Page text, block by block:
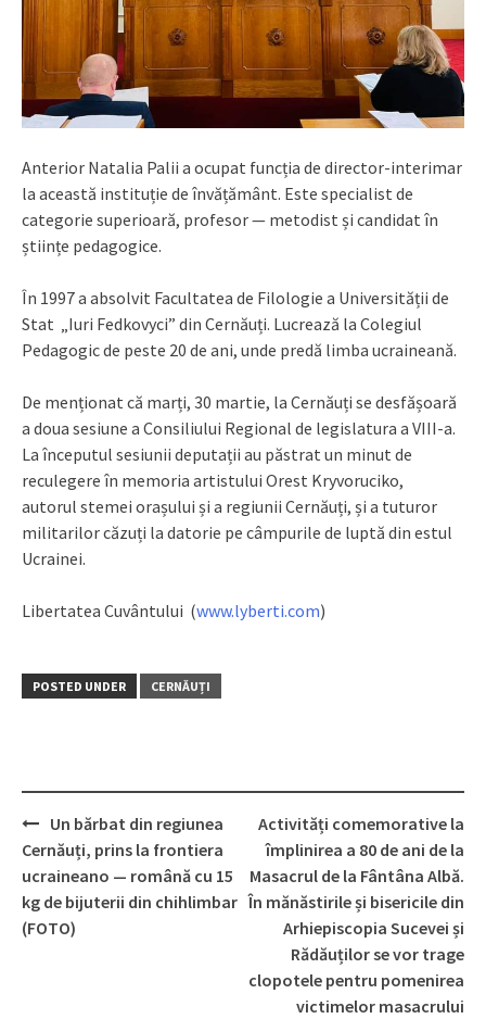
Anterior Natalia Palii a ocupat funcția de director-interimar
la această instituție de învățământ. Este specialist de
categorie superioară, profesor — metodist și candidat în
științe pedagogice.
În 1997 a absolvit Facultatea de Filologie a Universității de
Stat „Iuri Fedkovyci” din Cernăuți. Lucrează la Colegiul
Pedagogic de peste 20 de ani, unde predă limba ucraineană.
De menționat că marți, 30 martie, la Cernăuți se desfășoară
a doua sesiune a Consiliului Regional de legislatura a VIII-a.
La începutul sesiunii deputații au păstrat un minut de
reculegere în memoria artistului Orest Kryvoruciko,
autorul stemei orașului și a regiunii Cernăuți, și a tuturor
militarilor căzuți la datorie pe câmpurile de luptă din estul
Ucrainei.
Libertatea Cuvântului (www.lyberti.com)
POSTED UNDER CERNĂUȚI
Post
navigation
Un bărbat din regiunea
Cernăuți, prins la frontiera
ucraineano — română cu 15
kg de bijuterii din chihlimbar
(FOTO)
Activități comemorative la
împlinirea a 80 de ani de la
Masacrul de la Fântâna Albă.
În mănăstirile și bisericile din
Arhiepiscopia Sucevei și
Rădăuților se vor trage
clopotele pentru pomenirea
victimelor masacrului